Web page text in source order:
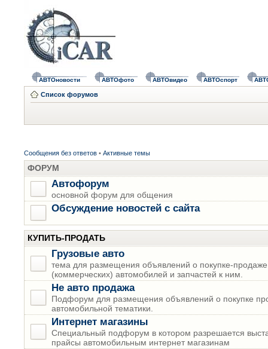
АВТОновости АВТОфото АВТОвидео АВТОспорт
Список форумов
Сообщения без ответов • Активные темы
ФОРУМ
Автофорум
основной форум для общения
Обсуждение новостей с сайта
КУПИТЬ-ПРОДАТЬ
Грузовые авто
тема для размещения объявлений о покупке-продаже
(коммерческих) автомобилей и запчастей к ним.
Не авто продажа
Подфорум для размещения объявлений о покупке
автомобильной тематики.
Интернет магазины
Специальный подфорум в котором разрешается
прайсы автомобильным интернет магазинам